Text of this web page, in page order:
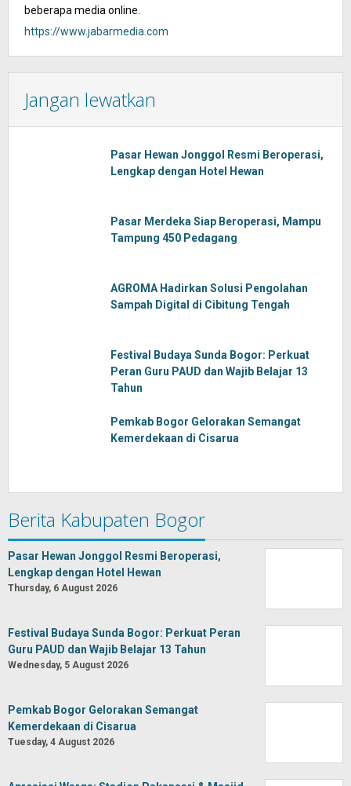
beberapa media online.
https://www.jabarmedia.com
Jangan lewatkan
Pasar Hewan Jonggol Resmi Beroperasi,
Lengkap dengan Hotel Hewan
Pasar Merdeka Siap Beroperasi, Mampu
Tampung 450 Pedagang
AGROMA Hadirkan Solusi Pengolahan
Sampah Digital di Cibitung Tengah
Festival Budaya Sunda Bogor: Perkuat
Peran Guru PAUD dan Wajib Belajar 13
Tahun
Pemkab Bogor Gelorakan Semangat
Kemerdekaan di Cisarua
Berita Kabupaten Bogor
Pasar Hewan Jonggol Resmi Beroperasi,
Lengkap dengan Hotel Hewan
Thursday, 6 August 2026
Festival Budaya Sunda Bogor: Perkuat Peran
Guru PAUD dan Wajib Belajar 13 Tahun
Wednesday, 5 August 2026
Pemkab Bogor Gelorakan Semangat
Kemerdekaan di Cisarua
Tuesday, 4 August 2026